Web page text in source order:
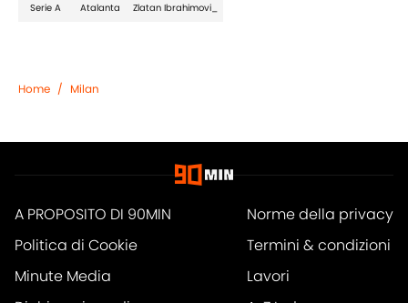
Serie A Atalanta Zlatan Ibrahimovi_
Home / Milan
A PROPOSITO DI 90MIN
Norme della privacy
Politica di Cookie
Termini & condizioni
Minute Media
Lavori